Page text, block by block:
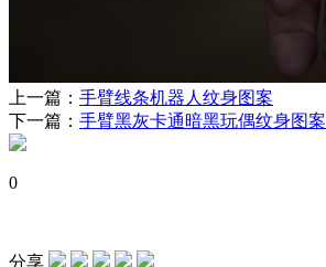
上一篇： 手臂线条机器人纹身图案
下一篇： 手臂黑灰卡通暗黑玩偶纹身图案
0
分享